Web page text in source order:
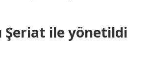
Şeriat ile yönetildi